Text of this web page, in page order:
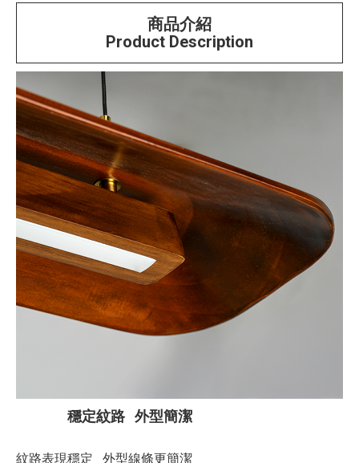
商品介紹
Product Description
穩定紋路 外型簡潔
紋路表現穩定 外型線條更簡潔